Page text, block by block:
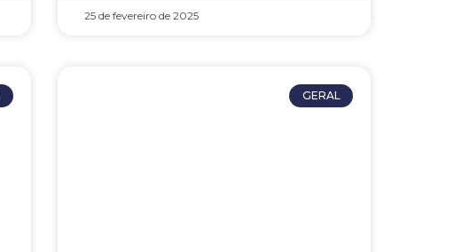
25 de fevereiro de 2025
GERAL